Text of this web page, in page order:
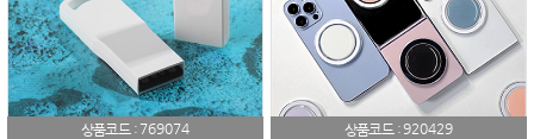
상품코드 : 769074
상품코드 :920429